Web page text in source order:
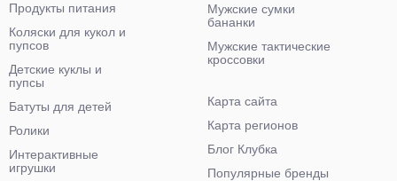
Мужские сумки
бананки
Мужские тактические
кроссовки
Продукты питания
Коляски для кукол и
пупсов
Детские куклы и
пупсы
Батуты для детей
Ролики
Интерактивные
игрушки
Карта сайта
Карта регионов
Блог Клубка
Популярные бренды